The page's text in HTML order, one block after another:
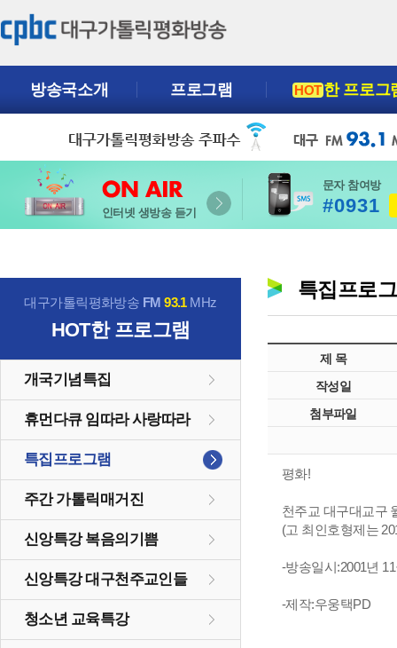
방송국소개 프로그램 HOT한 프로그
인터넷 생방송 듣기
문자 참여방
#0931
대구가톨릭평화방송 FM93.1MHz
HOT한 프로그램
개국기념특집
휴먼다큐 임따라 사랑따라
특집프로그램
주간 가톨릭매거진
신앙특강 복음의기쁨
신앙특강 대구천주교인들
청소년 교육특강
특집프로
제 목
작성일
첨부파일
평화!
천주교 대구대교구
(고 최인호형제는
-방송일시:2001년
-제작:우웅택PD